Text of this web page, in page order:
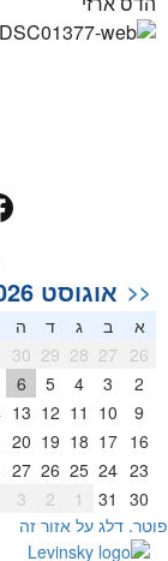
<< אוגוסט 2026
א ב ג ד ה
26
27
28
29
30
2
3
4
5
6
9
10
11
12
13
16
17
18
19
20
23
24
25
26
27
30
31
2
3
דלג על אזור זה